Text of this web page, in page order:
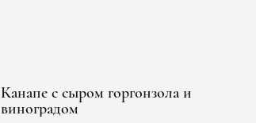
Канапе с сыром горгонзола и
виноградом